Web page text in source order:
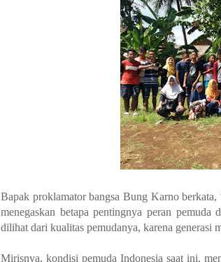
Bapak proklamator bangsa Bung Karno
menegaskan betapa pentingnya peran
dilihat dari kualitas pemudanya, karena generasi
Mirisnya, kondisi pemuda Indonesia saat ini,